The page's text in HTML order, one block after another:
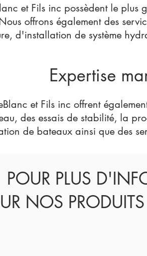
et Fils inc possèdent le plus
offrons également des
d'installation de système
Expertise
et Fils inc offrent
des essais de stabilité, la
de bateaux ainsi que des
POUR PLUS
NOS PRODUITS